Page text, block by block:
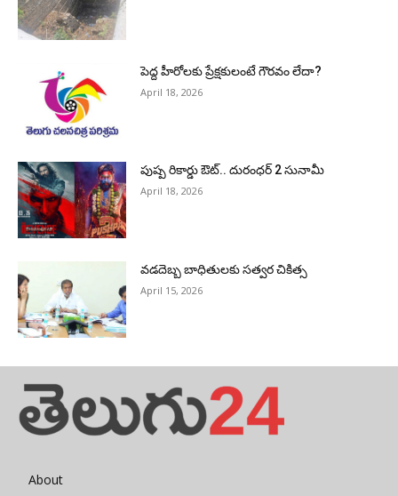
పెద్ద హీరోల‌కు ప్రేక్ష‌కులంటే గౌర‌వం లేదా?
April 18, 2026
పుష్ప రికార్డు ఔట్‌.. దురంధ‌ర్ 2 సునామీ
April 18, 2026
వడదెబ్బ బాధితులకు సత్వర చికిత్స
April 15, 2026
About